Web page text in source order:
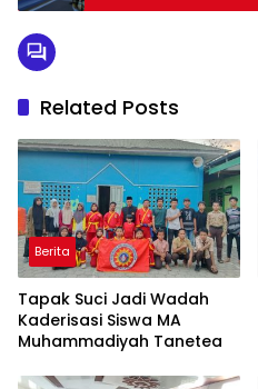
Related Posts
Berita
Tapak Suci Jadi Wadah
Kaderisasi Siswa MA
Muhammadiyah Tanetea